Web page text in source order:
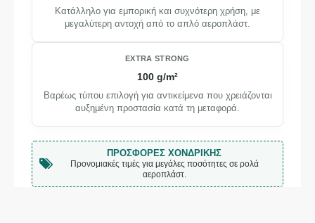
Κατάλληλο για εμπορική και συχνότερη χρήση, με
μεγαλύτερη αντοχή από το απλό αεροπλάστ.
EXTRA STRONG
100 g/m²
Βαρέως τύπου επιλογή για αντικείμενα που χρειάζονται
αυξημένη προστασία κατά τη μεταφορά.
ΠΡΟΣΦΟΡΈΣ ΧΟΝΔΡΙΚΉΣ
Προνομιακές τιμές για μεγάλες ποσότητες σε ρολά
αεροπλάστ.